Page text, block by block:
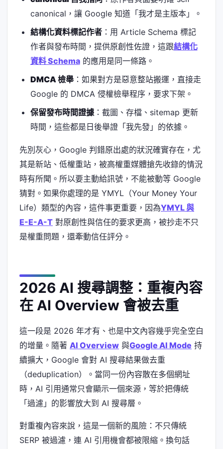
canonical，讓 Google 知道「我才是主版本」。
結構化資料標記作者：用 Article Schema 標記
作者與發布時間，提供原創性佐證，這跟結構化
資料 Schema的應用是同一條路。
DMCA 檢舉：如果對方是惡意整站搬運，直接走
Google 的 DMCA 侵權檢舉程序，要求下架。
保留發布時間證據：截圖、存檔、sitemap 更新
時間，這些都是日後舉證「我先發」的依據。
先別灰心，Google 判錯原出處的狀況確實存在，尤
其是新站、低權重站，被高權重媒體搶先收錄的情況
時有所聞。所以要主動給訊號，不能被動等 Google
猜對。如果你處理的是 YMYL（Your Money Your
Life）類型的內容，這件事更重要，因為YMYL 與
E-E-A-T 對原創性與信任的要求更高，被抄走不只
是權重問題，還牽動信任評分。
2026 AI 搜尋調整：重複內容
在 AI Overview 會被去重
這一段是 2026 年才有、也是中文內容幾乎完全空白
的增量。隨著 AI Overview 與Google AI Mode 持
續擴大，Google 會對 AI 搜尋結果做去重
（deduplication）。當同一份內容散在多個網址
時，AI 引用通常只會顯示一個來源，等於把傳統
「過濾」的影響放大到 AI 搜尋層。
對重複內容來說，這是一個新的風險：不只傳統
SERP 被過濾，連 AI 引用機會都被限縮。換句話